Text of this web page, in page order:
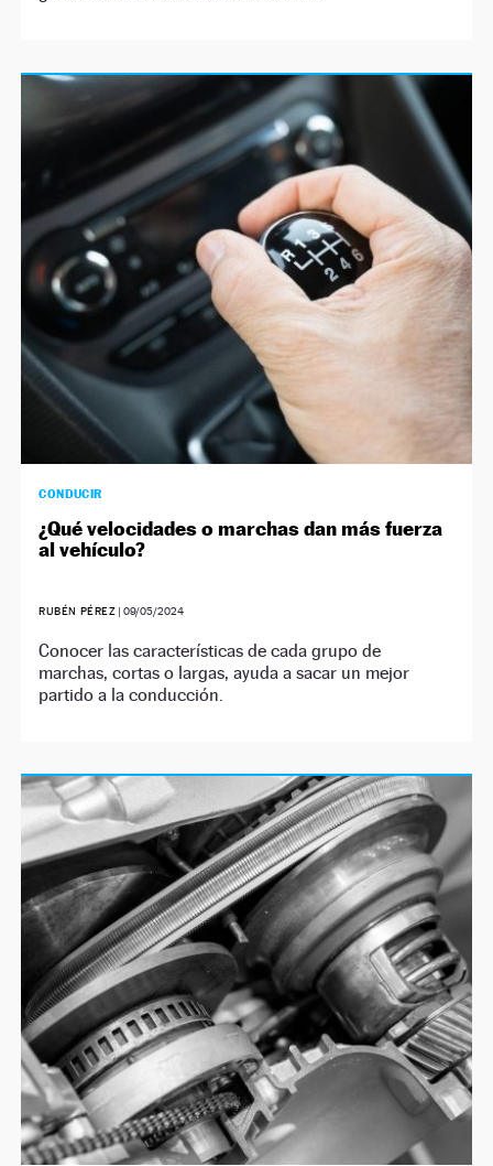
CONDUCIR
¿Qué velocidades o marchas dan más fuerza
al vehículo?
RUBÉN PÉREZ |09/05/2024
Conocer las características de cada grupo de
marchas, cortas o largas, ayuda a sacar un mejor
partido a la conducción.